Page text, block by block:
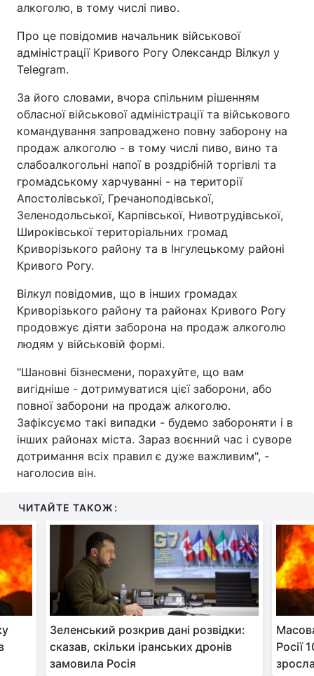
алкоголю, в тому числі пиво.
Про це повідомив начальник військової
адміністрації Кривого Рогу Олександр Вілкул у
Telegram.
За його словами, вчора спільним рішенням
обласної військової адміністрації та військового
командування запроваджено повну заборону на
продаж алкоголю - в тому числі пиво, вино та
слабоалкогольні напої в роздрібній торгівлі та
громадському харчуванні - на території
Апостолівської, Гречаноподівської,
Зеленодольської, Карпівської, Нивотрудівської,
Широківської територіальних громад
Криворізького району та в Інгулецькому районі
Кривого Рогу.
Вілкул повідомив, що в інших громадах
Криворізького району та районах Кривого Рогу
продовжує діяти заборона на продаж алкоголю
людям у військовій формі.
"Шановні бізнесмени, порахуйте, що вам
вигідніше - дотримуватися цієї заборони, або
повної заборони на продаж алкоголю.
Зафіксуємо такі випадки - будемо забороняти і в
інших районах міста. Зараз воєнний час і суворе
дотримання всіх правил є дуже важливим", -
наголосив він.
ЧИТАЙТЕ ТАКОЖ:
Зеленський розкрив дані розвідки:
сказав, скільки іранських дронів
замовила Росія
Росії